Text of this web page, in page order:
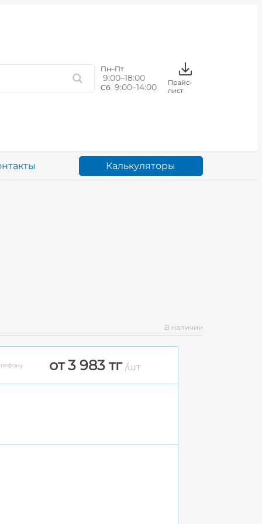
Пн–Пт
9:00–18:00
Сб 9:00–14:00
Прайс-
лист
Калькуляторы
В наличии
от 3 983 тг /шт